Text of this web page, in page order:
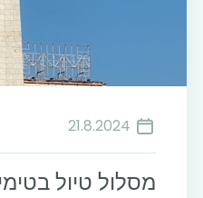
21.8.2024
מסלול טיול